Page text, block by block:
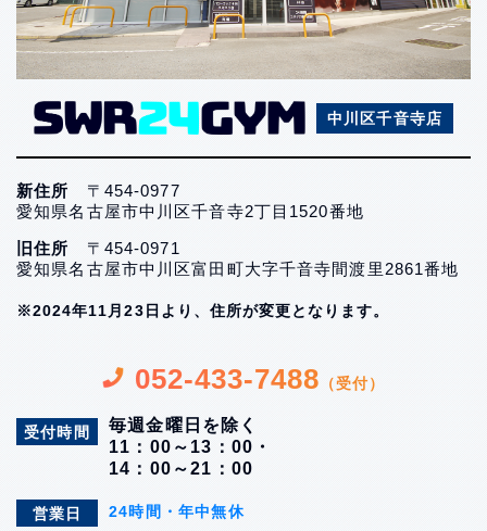
中川区千音寺店
新住所 〒454-0977
愛知県名古屋市中川区千音寺2丁目1520番地
旧住所 〒454-0971
愛知県名古屋市中川区富田町大字千音寺間渡里2861番地
※2024年11月23日より、住所が変更となります。
052-433-7488 （受付）
受付時間
毎週金曜日を除く
11：00～13：00・
14：00～21：00
営業日 24時間・年中無休